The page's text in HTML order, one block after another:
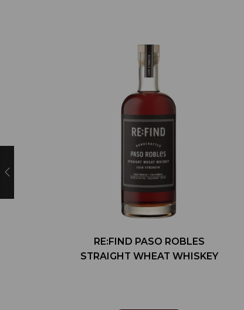
RE:FIND PASO ROBLES
STRAIGHT WHEAT WHISKEY